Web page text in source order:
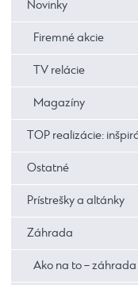
Novinky
Firemné akcie
TV relácie
Magazíny
TOP realizácie:
Ostatné
Prístrešky a altánky
Záhrada
Ako na to – záhrada